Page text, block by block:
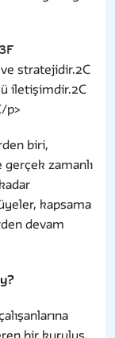
ve stratejidir.2C
iletişimdir.2C
p>
biri,
zamanlı
kapsama
devam